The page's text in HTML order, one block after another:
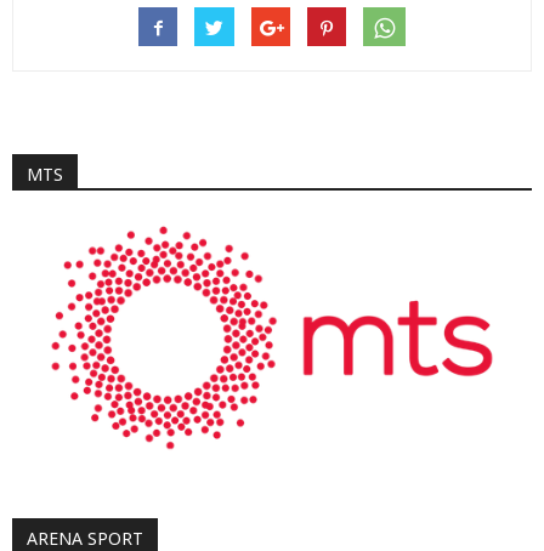
MTS
ARENA SPORT